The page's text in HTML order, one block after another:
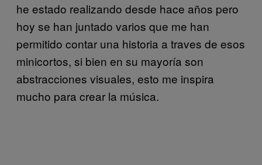
he estado realizando desde hace años pero
hoy se han juntado varios que me han
permitido contar una historia a traves de esos
minicortos, si bien en su mayoría son
abstracciones visuales, esto me inspira
mucho para crear la música.